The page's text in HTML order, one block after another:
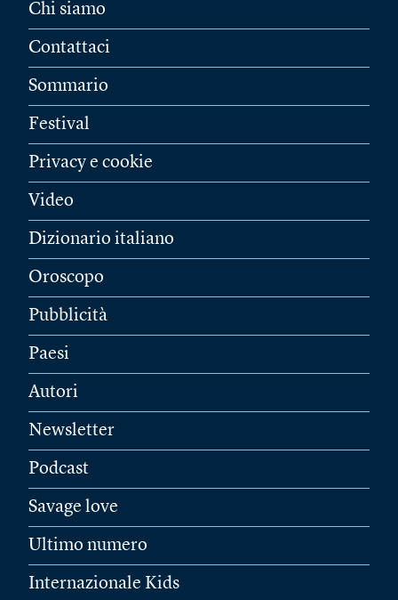
Chi siamo
Contattaci
Sommario
Festival
Privacy e cookie
Video
Dizionario italiano
Oroscopo
Pubblicità
Paesi
Autori
Newsletter
Podcast
Savage love
Ultimo numero
Internazionale Kids